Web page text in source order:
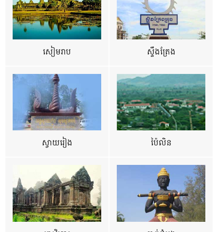
សៀមរាប ស្ទឹងត្រែង
ស្វាយរៀង ប៉ៃលិន